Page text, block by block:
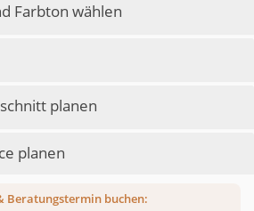
Farbton wählen
planen
planen
Beratungstermin buchen: